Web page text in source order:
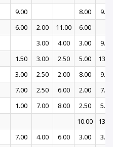
9.00 8.00
9.00
6.00 2.00 11.00
6.00
3.00 4.00 3.00
9.00
1.50 3.00 2.50 5.00
3.00 2.50 2.00 8.00
9.00
7.00 2.50 6.00 2.00
7.00
1.00 7.00 8.00 2.50
5.00
10.00
7.00 4.00 6.00 3.00
3.00